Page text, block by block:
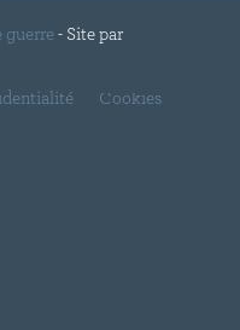
guerre- Site par
Cookies